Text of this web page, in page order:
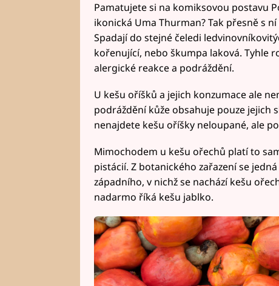
Pamatujete si na komiksovou postavu
ikonická Uma Thurman? Tak přesně s
Spadají do stejné čeledi
kořenující, nebo škumpa laková. Tyhle
alergické reakce a podráždění.
U kešu oříšků a jejich konzumace ale
podráždění kůže obsahuje pouze jejich
nenajdete kešu oříšky neloupané, ale
Mimochodem u kešu ořechů platí to
pistácií. Z botanického zařazení se
západního, v nichž se nachází kešu
nadarmo říká kešu jablko.